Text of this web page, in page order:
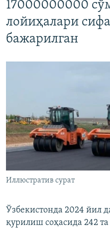
17000000000
лойиҳалари
бажарилган
Иллюстратив сурат
Ўзбекистонда 2024 йил
қурилиш соҳасида 242 та